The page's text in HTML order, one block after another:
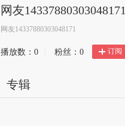
网友
网友14337880303048171
播放数： 0 粉丝： 0 订阅
专辑